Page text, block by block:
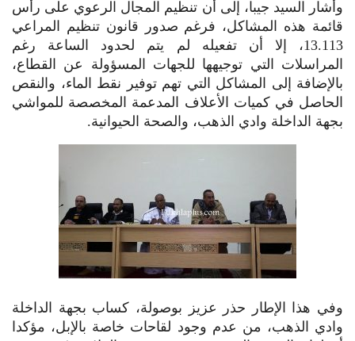
وأشار السيد جيبا، إلى أن تنظيم المجال الرعوي على رأس
قائمة هذه المشاكل، فرغم صدور قانون تنظیم المراعي
13.113، إلا أن تفعيله لم يتم لحدود الساعة رغم
المراسلات التي توجيهها للجهات المسؤولة عن القطاع،
بالإضافة إلى المشاكل التي تهم توفير نقط الماء، والنقص
الحاصل في كميات الأعلاف المدعمة المخصصة للمواشي
بجهة الداخلة وادي الذهب، والصحة الحيوانية.
وفي هذا الإطار حذر عزيز بوصولة، كساب بجهة الداخلة
وادي الذهب، من عدم وجود لقاحات خاصة بالإبل، مؤكدا